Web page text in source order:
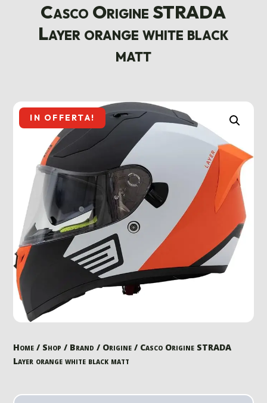
Casco Origine STRADA
Layer orange white black
matt
IN OFFERTA!
Home / Shop / Brand / Origine / Casco Origine STRADA
Layer orange white black matt